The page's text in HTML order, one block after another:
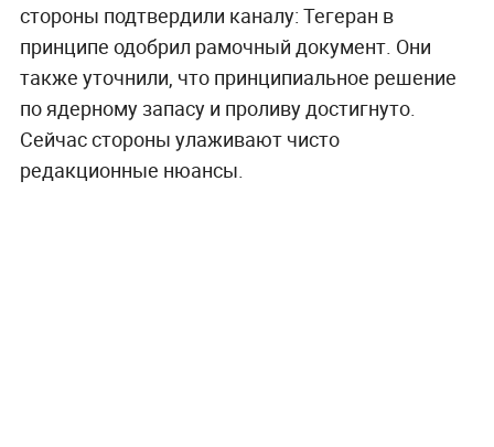
стороны подтвердили каналу: Тегеран в
принципе одобрил рамочный документ. Они
также уточнили, что принципиальное решение
по ядерному запасу и проливу достигнуто.
Сейчас стороны улаживают чисто
редакционные нюансы.